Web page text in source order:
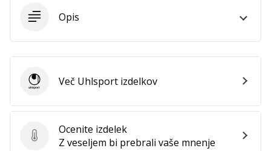
Opis
Ocenite izdelek
Ocenite izdelek
Z veseljem bi prebrali vaše mnenje
UhlsportVeč Uhlsport izdelkov